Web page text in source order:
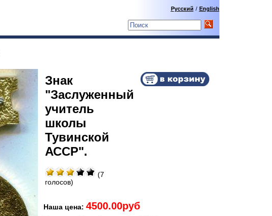
Русский / English
Знак
"Заслуженный
учитель
школы
Тувинской
АССР".
(7
голосов)
Наша цена: 4500.00руб